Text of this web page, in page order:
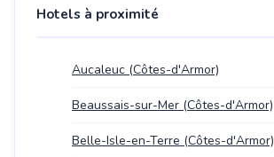
Hotels à proximité
Aucaleuc (Côtes-d'Armor)
Beaussais-sur-Mer (Côtes-d'Armor)
Belle-Isle-en-Terre (Côtes-d'Armor)